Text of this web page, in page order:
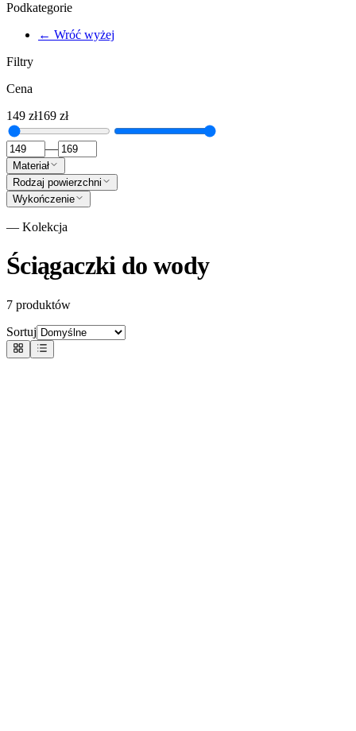
Podkategorie
← Wróć wyżej
Filtry
Cena
149 zł169 zł
—
Materiał
Rodzaj powierzchni
Wykończenie
— Kolekcja
Ściągaczki do wody
7 produktów
Sortuj